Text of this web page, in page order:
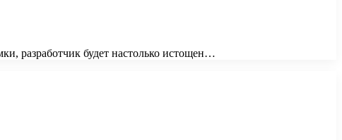
разработчик будет настолько истощен…